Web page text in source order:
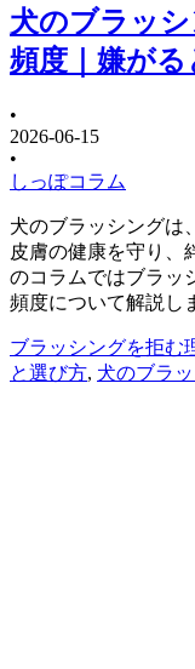
犬のブラッ
頻度｜嫌が
•
2026-06-15
•
しっぽコラム
犬のブラッシングは
皮膚の健康を守り、
のコラムではブラッ
頻度について解説し
ブラッシングを拒む
と選び方, 犬のブラ